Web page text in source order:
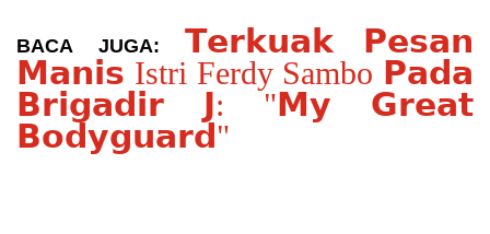
BACA JUGA: 𝗧𝗲𝗿𝗸𝘂𝗮𝗸 𝗣𝗲𝘀𝗮𝗻
𝗠𝗮𝗻𝗶𝘀 Istri Ferdy Sambo 𝗣𝗮𝗱𝗮
𝗕𝗿𝗶𝗴𝗮𝗱𝗶𝗿 𝗝: "𝗠𝘆 𝗚𝗿𝗲𝗮𝘁
𝗕𝗼𝗱𝘆𝗴𝘂𝗮𝗿𝗱"